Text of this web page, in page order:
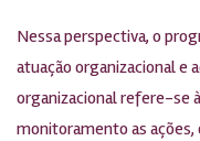
Nessa perspectiva, o
atuação organizacional e
organizacional refere-se
monitoramento as ações,